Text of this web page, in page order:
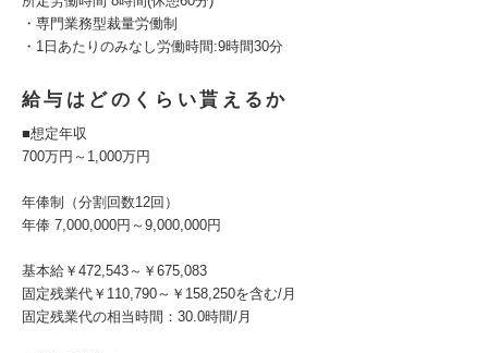
・専門業務型裁量労働制
・1日あたりのみなし労働時間:9時間30分
給与はどのくらい貰えるか
■想定年収
700万円～1,000万円
年俸制（分割回数12回）
年俸 7,000,000円～9,000,000円
基本給￥472,543～￥675,083
固定残業代￥110,790～￥158,250を含む/月
固定残業代の相当時間：30.0時間/月